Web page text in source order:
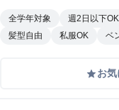
全学年対象 週2日以下OK
髪型自由
私服OK ベ
gradeお気